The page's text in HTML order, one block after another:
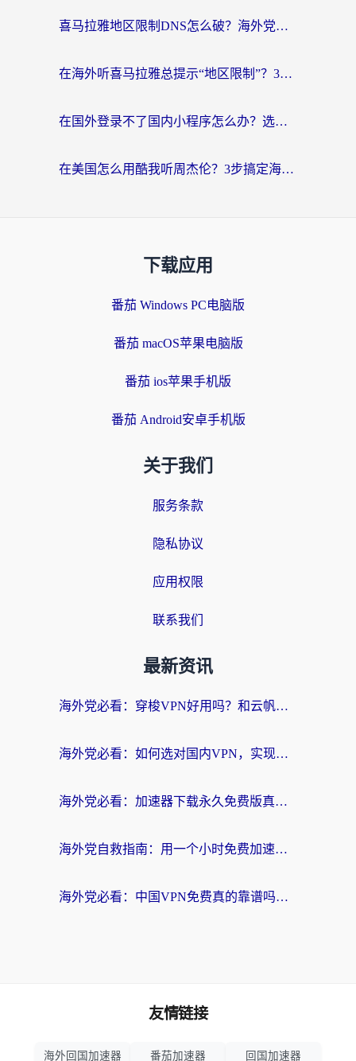
喜马拉雅地区限制DNS怎么破？海外党听国内音乐听书的终极解决方案
在海外听喜马拉雅总提示“地区限制”？3步轻松解除+听国内音乐全攻略
在国外登录不了国内小程序怎么办？选对回国加速器，轻松解锁国内资源
在美国怎么用酷我听周杰伦？3步搞定海外听歌难题
下载应用
番茄 Windows PC电脑版
番茄 macOS苹果电脑版
番茄 ios苹果手机版
番茄 Android安卓手机版
关于我们
服务条款
隐私协议
应用权限
联系我们
最新资讯
海外党必看：穿梭VPN好用吗？和云帆VPN对比哪个回国效果更好？附真实测评+避坑指南
海外党必看：如何选对国内VPN，实现无缝访问国内资源？
海外党必看：加速器下载永久免费版真的存在吗？教你无缝访问国内资源的正确姿势
海外党自救指南：用一个小时免费加速器，轻松打破国内资源访问壁垒？
海外党必看：中国VPN免费真的靠谱吗？手把手教你选对回国加速器
友情链接
海外回国加速器 番茄加速器 回国加速器